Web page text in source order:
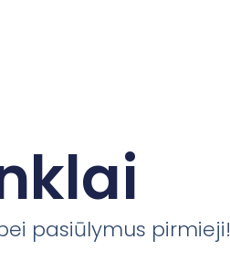
pasiūlymus pirmieji!